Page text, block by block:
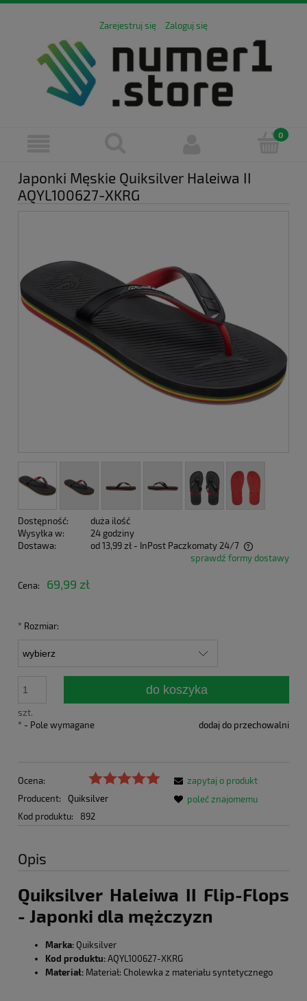
Zarejestruj się Zaloguj się
Japonki Męskie Quiksilver Haleiwa II
AQYL100627-XKRG
Dostępność:
duża ilość
Wysyłka w:
24 godziny
Dostawa:
od 13,99 zł - InPost Paczkomaty 24/7
Cena nie zawiera ewentualnych kosztów płatnościsprawdź formy dostawy
Cena: 69,99 zł
* Rozmiar:
szt.
do koszyka
dodaj do przechowalni
* - Pole wymagane
Ocena:
Producent:
Quiksilver
Kod produktu:
892
zapytaj o produkt
poleć znajomemu
Opis
Quiksilver Haleiwa II Flip-Flops
- Japonki dla mężczyzn
Marka: Quiksilver
Kod produktu: AQYL100627-XKRG
Materiał: Materiał: Cholewka z materiału syntetycznego